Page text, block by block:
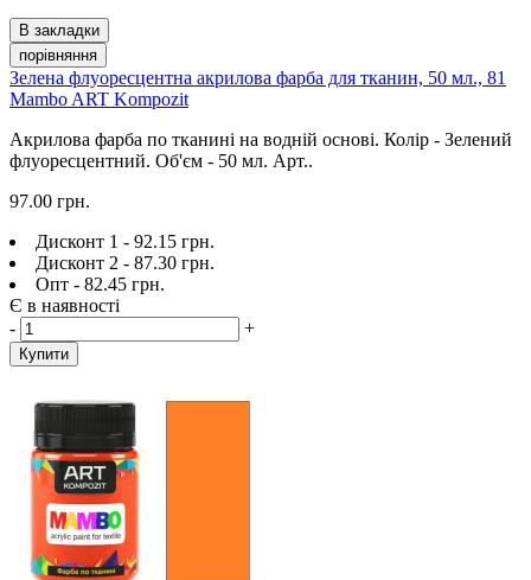
В закладки
порівняння
Зелена флуоресцентна акрилова фарба для тканин, 50 мл., 81
Mambo ART Kompozit
Акрилова фарба по тканині на водній основі. Колір - Зелений
флуоресцентний. Об'єм - 50 мл. Арт..
97.00 грн.
Дисконт 1 - 92.15 грн.
Дисконт 2 - 87.30 грн.
Опт - 82.45 грн.
Є в наявності
-
+
Купити